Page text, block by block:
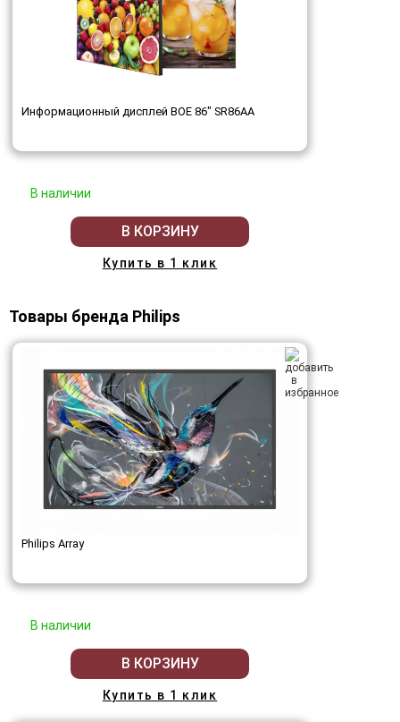
Информационный дисплей BOE 86" SR86AA
В наличии
В КОРЗИНУ
Купить в 1 клик
Товары бренда Philips
Philips Array
В наличии
В КОРЗИНУ
Купить в 1 клик